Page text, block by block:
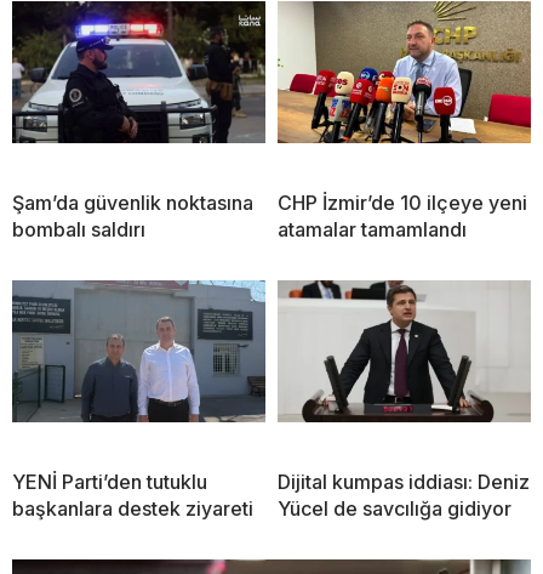
Şam’da güvenlik noktasına
bombalı saldırı
CHP İzmir’de 10 ilçeye yeni
atamalar tamamlandı
YENİ Parti’den tutuklu
başkanlara destek ziyareti
Dijital kumpas iddiası: Deniz
Yücel de savcılığa gidiyor